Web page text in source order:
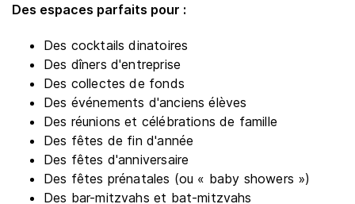
Des espaces parfaits pour :
Des cocktails dinatoires
Des dîners d'entreprise
Des collectes de fonds
Des événements d'anciens élèves
Des réunions et célébrations de famille
Des fêtes de fin d'année
Des fêtes d'anniversaire
Des fêtes prénatales (ou « baby showers »)
Des bar-mitzvahs et bat-mitzvahs